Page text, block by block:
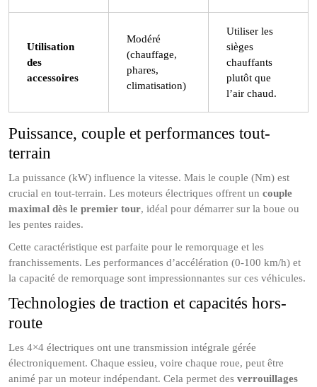
Utilisation
des
accessoires
Modéré
(chauffage,
phares,
climatisation)
Utiliser les
sièges
chauffants
plutôt que
l’air chaud.
Puissance, couple et performances tout-
terrain
La puissance (kW) influence la vitesse. Mais le couple (Nm) est
crucial en tout-terrain. Les moteurs électriques offrent un couple
maximal dès le premier tour, idéal pour démarrer sur la boue ou
les pentes raides.
Cette caractéristique est parfaite pour le remorquage et les
franchissements. Les performances d’accélération (0-100 km/h) et
la capacité de remorquage sont impressionnantes sur ces véhicules.
Technologies de traction et capacités hors-
route
Les 4×4 électriques ont une transmission intégrale gérée
électroniquement. Chaque essieu, voire chaque roue, peut être
animé par un moteur indépendant. Cela permet des verrouillages